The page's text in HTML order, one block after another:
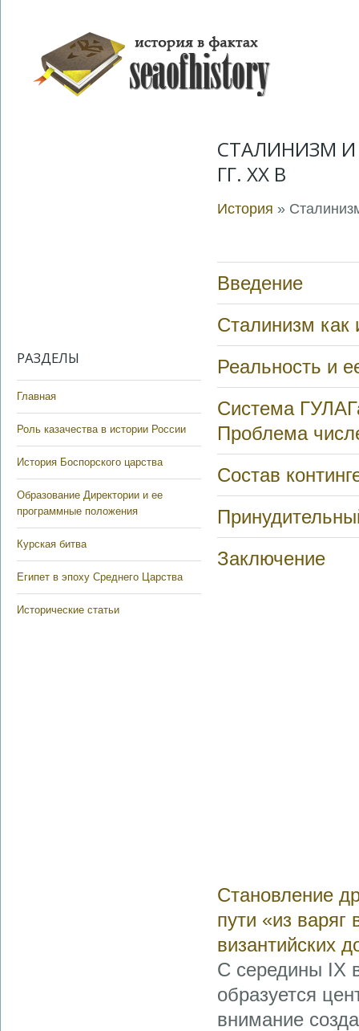
РАЗДЕЛЫ
Главная
Роль казачества в истории России
История Боспорского царства
Образование Директории и ее
программные положения
Курская битва
Египет в эпоху Среднего Царства
Исторические статьи
СТАЛИНИЗМ И
ГГ. XX В
История »
Введение
Сталинизм как
Реальность и
Система
Проблема
Состав
Заключение
Становление
пути «из варяг
византийских
С середины IX
образуется
внимание